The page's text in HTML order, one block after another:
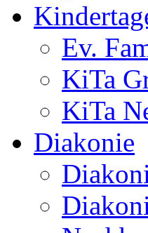
Ev.
KiTa
KiTa
Diakonie